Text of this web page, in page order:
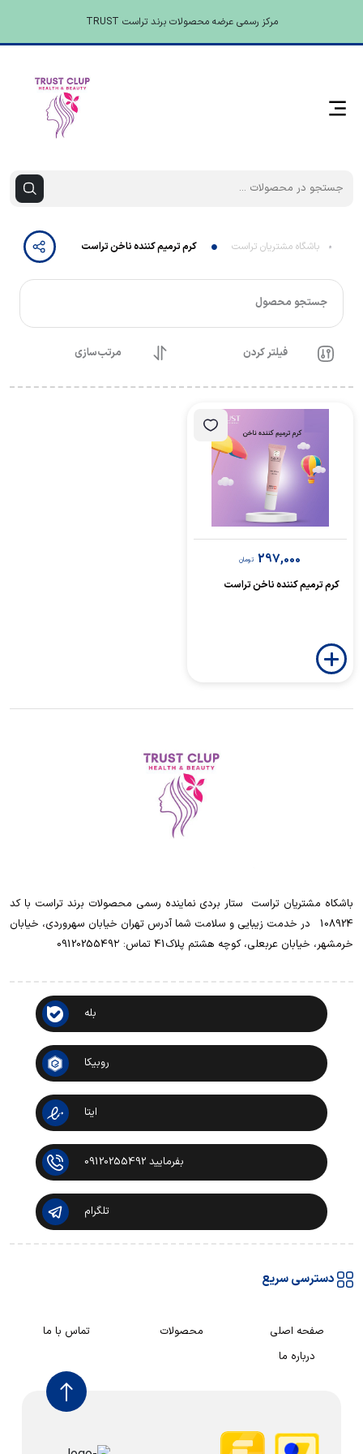
مرکز رسمی عرضه محصولات برند تراست TRUST
باشگاه مشتریان تراست کرم ترمیم کننده ناخن تراست
جستجو محصول
فیلتر کردن مرتب‌سازی
297,000 تومان
کرم ترمیم کننده ناخن تراست
باشکاه مشتریان تراست ‌ ‌ستار بردی نماینده رسمی محصولات برند تراست با کد
108924 ‌ ‌ در خدمت زیبایی و سلامت شما آدرس تهران خیابان سهروردی، خیابان
خرمشهر، خیابان عربعلی، کوچه هشتم پلاک41 تماس: 0912025549۲
بله
روبیکا
ایتا
بفرمایید 09120255492
تلگرام
دسترسی سریع
صفحه اصلی محصولات
تماس با ما
درباره ما